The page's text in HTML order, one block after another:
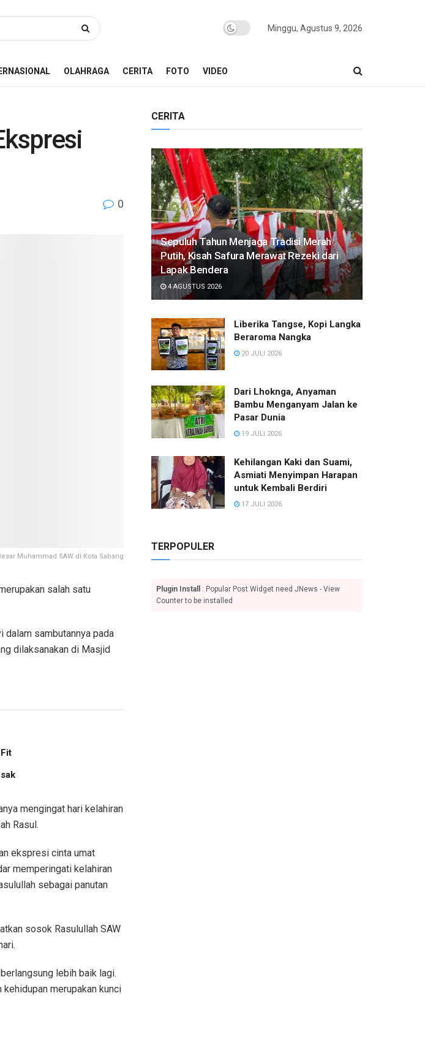
Minggu, Agustus 9, 2026
OLAHRAGA CERITA FOTO VIDEO
0
Muhammad SAW di Kota Sabang
salah satu
dalam sambutannya pada
dilaksanakan di Masjid
mengingat hari kelahiran
Rasul.
ekspresi cinta umat
memperingati kelahiran
sebagai panutan
sosok Rasulullah SAW
lebih baik lagi.
merupakan kunci
CERITA
Sepuluh Tahun Menjaga Tradisi Merah
Putih, Kisah Safura Merawat Rezeki dari
Lapak Bendera
4 AGUSTUS 2026
Liberika Tangse, Kopi Langka
Beraroma Nangka
20 JULI 2026
Dari Lhoknga, Anyaman
Bambu Menganyam Jalan ke
Pasar Dunia
19 JULI 2026
Kehilangan Kaki dan Suami,
Asmiati Menyimpan Harapan
untuk Kembali Berdiri
17 JULI 2026
TERPOPULER
Plugin Install
: Popular Post Widget need JNews - View
Counter to be installed